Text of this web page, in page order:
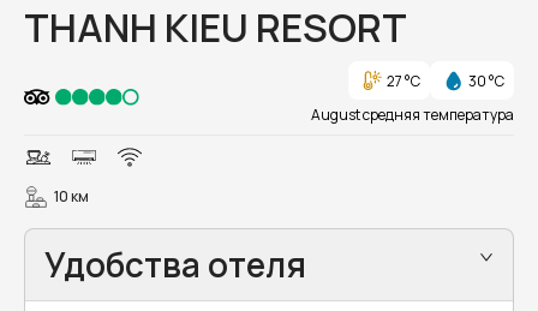
THANH KIEU RESORT
27 °C
30 °C
August средняя температура
10 км
Удобства отеля